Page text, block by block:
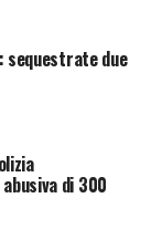
sequestrate due
di 300